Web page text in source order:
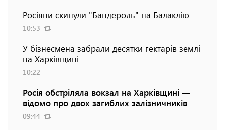
Росіяни скинули "Бандероль" на Балаклію
10:53
У бізнесмена забрали десятки гектарів землі
на Харківщині
10:22
Росія обстріляла вокзал на Харківщині —
відомо про двох загиблих залізничників
09:44